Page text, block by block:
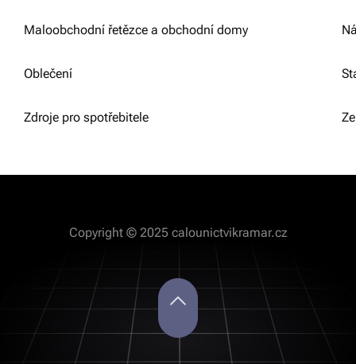
Maloobchodní řetězce a obchodní domy
Oblečení
Zdroje pro spotřebitele
Copyright © 2025 calounictvikramar.cz